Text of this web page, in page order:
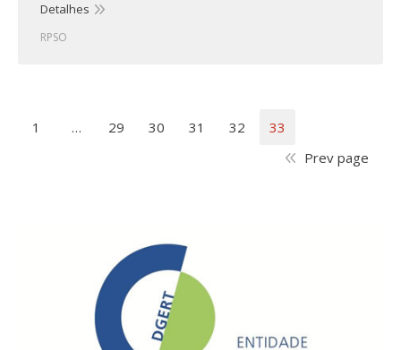
Detalhes
RPSO
1 … 29 30 31 32
33
Prev page